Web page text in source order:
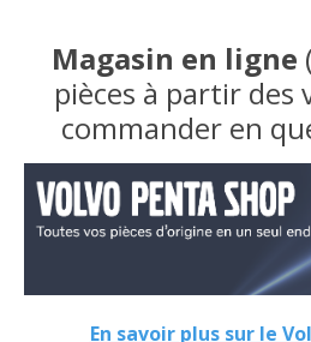
Magasin en ligne
pièces à partir des
commander en
En savoir plus sur le